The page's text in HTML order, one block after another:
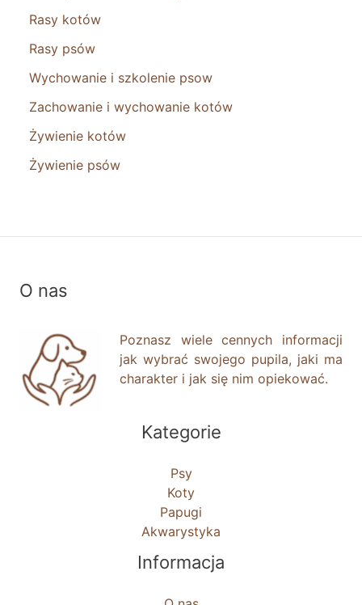
Rasy kotów
Rasy psów
Wychowanie i szkolenie psow
Zachowanie i wychowanie kotów
Żywienie kotów
Żywienie psów
O nas
Poznasz wiele cennych informacji
jak wybrać swojego pupila, jaki ma
charakter i jak się nim opiekować.
Kategorie
Psy
Koty
Papugi
Akwarystyka
Informacja